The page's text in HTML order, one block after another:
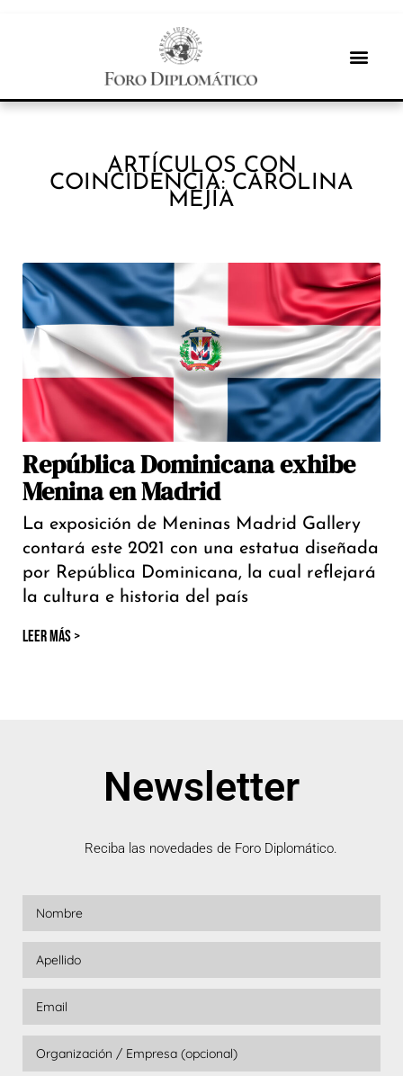
ARTÍCULOS CON
COINCIDENCIA: CAROLINA
MEJÍA
República Dominicana exhibe
Menina en Madrid
La exposición de Meninas Madrid Gallery
contará este 2021 con una estatua diseñada
por República Dominicana, la cual reflejará
la cultura e historia del país
LEER MÁS >
Newsletter
Reciba las novedades de Foro Diplomático.